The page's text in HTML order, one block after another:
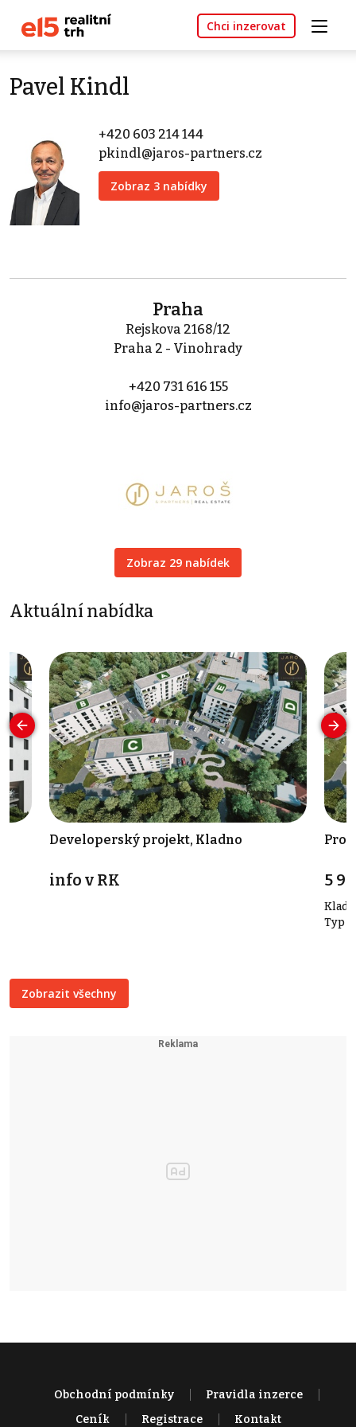
Chci inzerovat
Pavel Kindl
+420 603 214 144
pkindl@jaros-partners.cz
Zobraz 3 nabídky
Praha
Rejskova 2168/12
Praha 2 - Vinohrady
+420 731 616 155
info@jaros-partners.cz
Zobraz 29 nabídek
Aktuální nabídka
Developerský projekt, Kladno
info v RK 5
Typ
Zobrazit všechny
Obchodní podmínky
Pravidla inzerce
Ceník
Registrace Kontakt